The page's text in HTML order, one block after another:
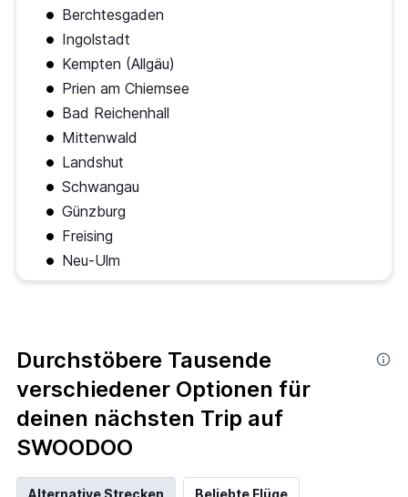
Berchtesgaden
Ingolstadt
Kempten (Allgäu)
Prien am Chiemsee
Bad Reichenhall
Mittenwald
Landshut
Schwangau
Günzburg
Freising
Neu-Ulm
Durchstöbere Tausende
verschiedener Optionen für
deinen nächsten Trip auf
SWOODOO
Alternative Strecken Beliebte Flüge